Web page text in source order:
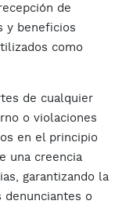
de
y beneficios
como
de cualquier
o violaciones
en el principio
una creencia
garantizando la
denunciantes o